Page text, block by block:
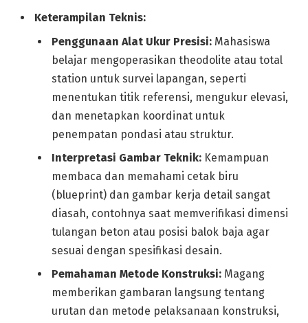
Keterampilan Teknis:
Penggunaan Alat Ukur Presisi: Mahasiswa
belajar mengoperasikan theodolite atau total
station untuk survei lapangan, seperti
menentukan titik referensi, mengukur elevasi,
dan menetapkan koordinat untuk
penempatan pondasi atau struktur.
Interpretasi Gambar Teknik: Kemampuan
membaca dan memahami cetak biru
(blueprint) dan gambar kerja detail sangat
diasah, contohnya saat memverifikasi dimensi
tulangan beton atau posisi balok baja agar
sesuai dengan spesifikasi desain.
Pemahaman Metode Konstruksi: Magang
memberikan gambaran langsung tentang
urutan dan metode pelaksanaan konstruksi,